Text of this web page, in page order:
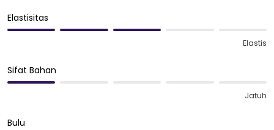
Elastisitas
Elastis
Sifat Bahan
Jatuh
Bulu